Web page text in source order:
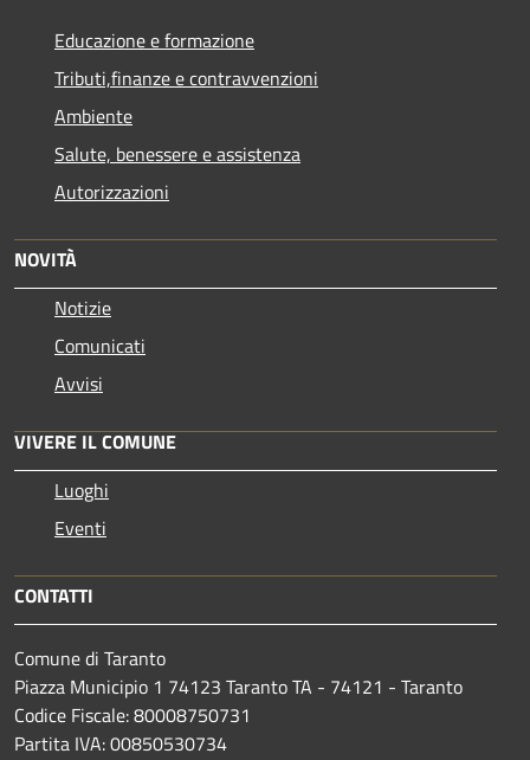
Educazione e formazione
Tributi,finanze e contravvenzioni
Ambiente
Salute, benessere e assistenza
Autorizzazioni
NOVITÀ
Notizie
Comunicati
Avvisi
VIVERE IL COMUNE
Luoghi
Eventi
CONTATTI
Comune di Taranto
Piazza Municipio 1 74123 Taranto TA - 74121 - Taranto
Codice Fiscale: 80008750731
Partita IVA: 00850530734